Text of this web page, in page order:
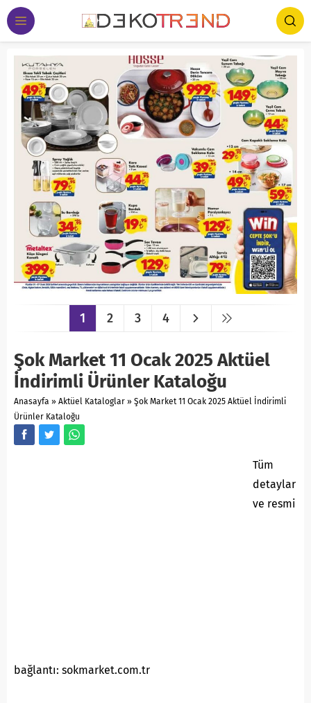
1 2 3 4
Şok Market 11 Ocak 2025 Aktüel
İndirimli Ürünler Kataloğu
Anasayfa » Aktüel Kataloglar » Şok Market 11 Ocak 2025 Aktüel İndirimli
Ürünler Kataloğu
Tüm
detaylar
ve resmi
bağlantı: sokmarket.com.tr